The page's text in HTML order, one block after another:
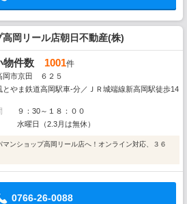
岡リール店朝日不動産(株)
物件数 1001件
岡市京田 ６２５
とやま鉄道高岡駅車-分／ＪＲ城端線新高岡駅徒歩14
９：30～１８：００
水曜日（2.3月は無休）
ンショップ高岡リール店へ！オンライン対応、３６
0766-26-0088